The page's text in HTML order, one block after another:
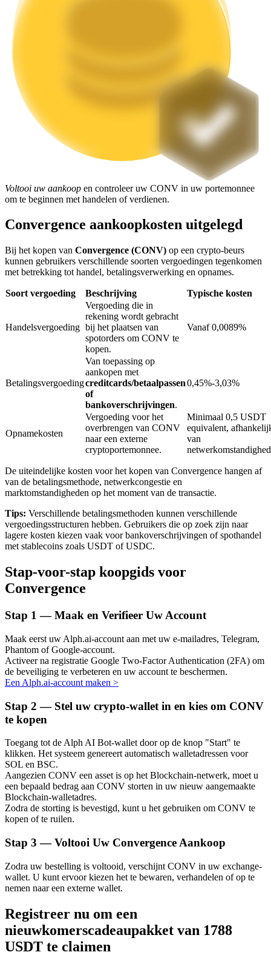
Flexibel staken om populaire tokens te verdienen.
BTR-vergrendelingen
Exclusieve beleggingen voor BTR-houders
Door crypto ondersteunde leenservice
Auto Invest
Grijp langetermijnwinst en flexibele belangen
Leer staken
Meer informatie over het verdienen van passief inkomen
Bitrue
AI
Bitrue-partners
Voltooi uw aankoop en controleer uw CONV in uw portemonnee
om te beginnen met handelen of verdienen.
Convergence aankoopkosten uitgelegd
Bij het kopen van Convergence (CONV) op een crypto-beurs
kunnen gebruikers verschillende soorten vergoedingen tegenkomen
met betrekking tot handel, betalingsverwerking en opnames.
Soort vergoeding Beschrijving Typische kosten
Handelsvergoeding
Vergoeding die in
rekening wordt gebracht
bij het plaatsen van
spotorders om CONV te
kopen.
Vanaf 0,0089%
Betalingsvergoeding
Van toepassing op
aankopen met
creditcards/betaalpassen
of
bankoverschrijvingen.
0,45%-3,03%
Opnamekosten
Vergoeding voor het
overbrengen van CONV
naar een externe
cryptoportemonnee.
Minimaal 0,5 USDT
equivalent,
van
De uiteindelijke kosten voor het kopen van Convergence hangen af
van de betalingsmethode, netwerkcongestie en
marktomstandigheden op het moment van de transactie.
Tips: Verschillende betalingsmethoden kunnen verschillende
vergoedingsstructuren hebben. Gebruikers die op zoek zijn naar
lagere kosten kiezen vaak voor bankoverschrijvingen of spothandel
met stablecoins zoals USDT of USDC.
Stap-voor-stap koopgids voor
Convergence
Stap 1 —Maak en Verifieer Uw Account
Maak eerst uw Alph.ai-account aan met uw e-mailadres, Telegram,
Phantom of Google-account.
Activeer na registratie Google Two-Factor Authentication (2FA) om
de beveiliging te verbeteren en uw account te beschermen.
Een Alph.ai-account maken >
Stap 2 — Stel uw crypto-wallet in en kies om CONV
te kopen
Toegang tot de Alph AI Bot-wallet door op de knop "Start" te
klikken. Het systeem genereert automatisch walletadressen voor
SOL en BSC.
Aangezien CONV een asset is op het Blockchain-netwerk, moet u
een bepaald bedrag aan CONV storten in uw nieuw aangemaakte
Blockchain-walletadres.
Zodra de storting is bevestigd, kunt u het gebruiken om CONV te
kopen of te ruilen.
Stap 3 —Voltooi Uw Convergence Aankoop
Zodra uw bestelling is voltooid, verschijnt CONV in uw exchange-
wallet. U kunt ervoor kiezen het te bewaren, verhandelen of op te
nemen naar een externe wallet.
Registreer nu om een
nieuwkomerscadeaupakket van 1788
USDT te claimen